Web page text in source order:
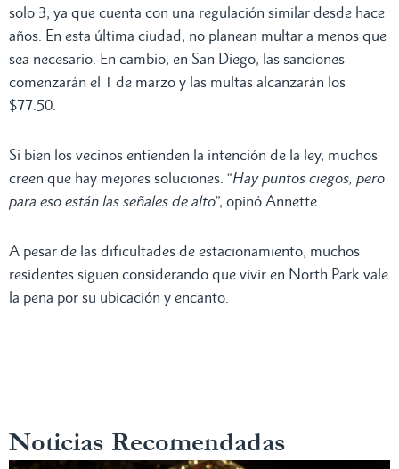
solo 3, ya que cuenta con una regulación similar desde hace
años. En esta última ciudad, no planean multar a menos que
sea necesario. En cambio, en San Diego, las sanciones
comenzarán el 1 de marzo y las multas alcanzarán los
$77.50.
Si bien los vecinos entienden la intención de la ley, muchos
creen que hay mejores soluciones. “Hay puntos ciegos, pero
para eso están las señales de alto”, opinó Annette.
A pesar de las dificultades de estacionamiento, muchos
residentes siguen considerando que vivir en North Park vale
la pena por su ubicación y encanto.
Noticias Recomendadas